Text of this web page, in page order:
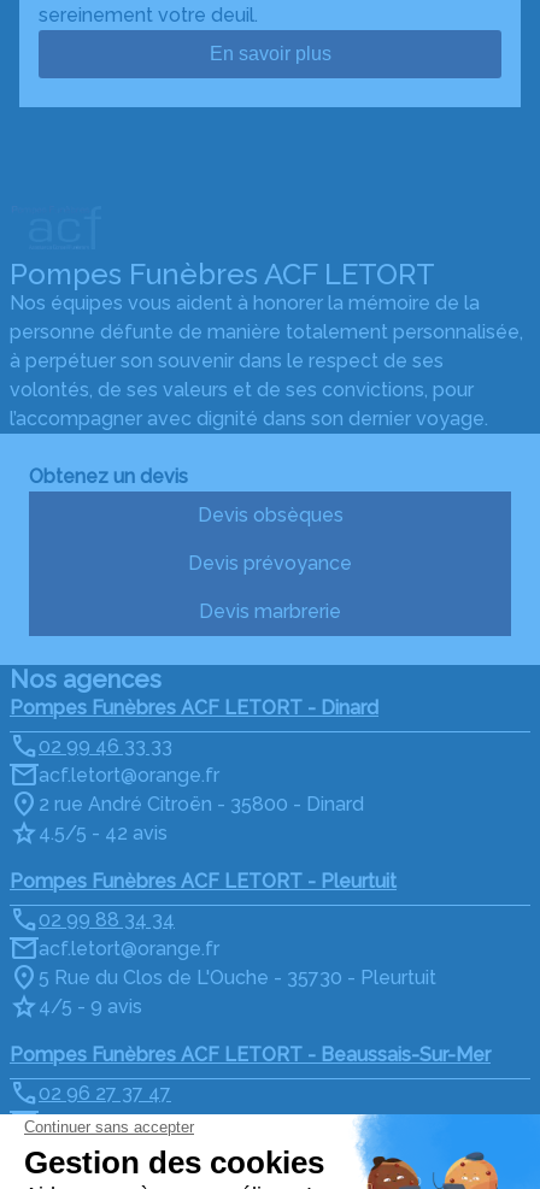
sereinement votre deuil.
En savoir plus
Pompes Funèbres ACF LETORT
Nos équipes vous aident à honorer la mémoire de la
personne défunte de manière totalement personnalisée,
à perpétuer son souvenir dans le respect de ses
volontés, de ses valeurs et de ses convictions, pour
l’accompagner avec dignité dans son dernier voyage.
Obtenez un devis
Devis obsèques
Devis prévoyance
Devis marbrerie
Nos agences
Pompes Funèbres ACF LETORT - Dinard
02 99 46 33 33
acf.letort@orange.fr
2 rue André Citroën - 35800 - Dinard
4.5/5 - 42 avis
Pompes Funèbres ACF LETORT - Pleurtuit
02 99 88 34 34
acf.letort@orange.fr
5 Rue du Clos de L'Ouche - 35730 - Pleurtuit
4/5 - 9 avis
Pompes Funèbres ACF LETORT - Beaussais-Sur-Mer
02 96 27 37 47
acf.letort@orange.fr
17 Rue du Colonel Pléven - 22650 - Beaussais-sur-
Mer